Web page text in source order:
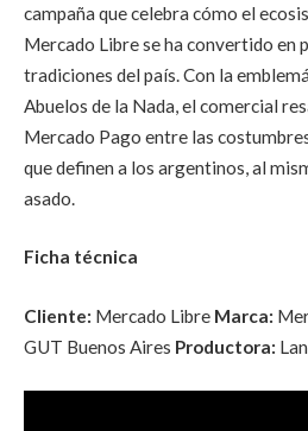
campaña que celebra cómo el
Mercado Libre se ha convertido en
tradiciones del país. Con la
Abuelos de la Nada, el comercial
Mercado Pago entre las
que definen a los argentinos, al
asado.
Ficha técnica
Cliente: Mercado Libre Marca:
GUT Buenos Aires Productora: